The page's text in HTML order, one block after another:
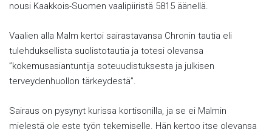
nousi Kaakkois-Suomen vaalipiiristä 5815 äänellä.
Vaalien alla Malm kertoi sairastavansa Chronin tautia eli
tulehduksellista suolistotautia ja totesi olevansa
”kokemusasiantuntija soteuudistuksesta ja julkisen
terveydenhuollon tärkeydestä”.
Sairaus on pysynyt kurissa kortisonilla, ja se ei Malmin
mielestä ole este työn tekemiselle. Hän kertoo itse olevansa